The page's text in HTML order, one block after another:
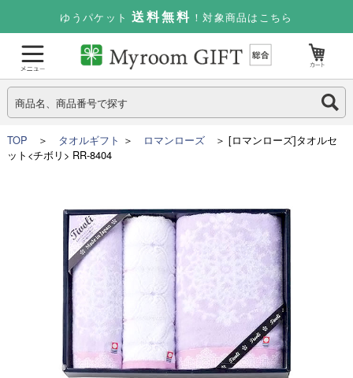
ゆうパケット 送料無料 ！対象商品はこちら
TOP ＞ タオルギフト ＞ ロマンローズ＞ [ロマンローズ]タオルセ
ット<チボリ> RR-8404